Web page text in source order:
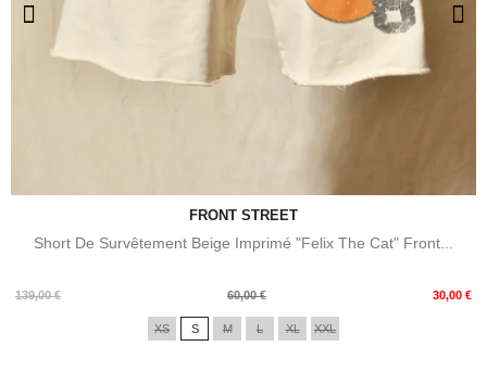
FRONT STREET
Short De Survêtement Beige Imprimé "Felix The Cat" Front...
139,00 €
Prix
60,00 € 30,00 €
Prix
XS S M L XL XXL